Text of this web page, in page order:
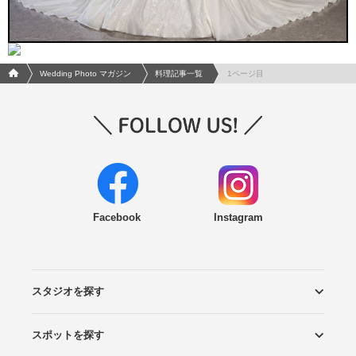
フォトウエディング/結婚写真のPhotorait ホーム
Wedding Photo マガジン 料理記事一覧 1ページ目
Facebook Instagram
スタジオを探す
エリアから探す
こだわりから探す
NEW PHOTO STYLE
プランから探す
フォトタイプ診断
フォトグラファーから探す
国内リゾートから探す
スポットを探す